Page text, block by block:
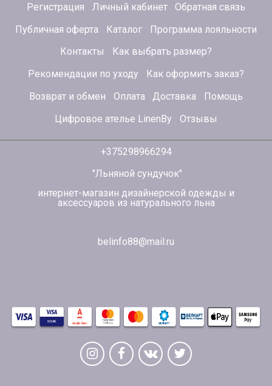
Регистрация Личный кабинет
Обратная связь
Публичная оферта
Каталог
Программа лояльности
Контакты
Как выбрать размер?
Рекомендации по уходу
Как оформить заказ?
Возврат и обмен
Оплата Доставка
Помощь
Цифровое ателье LinenBy
Отзывы
+375298966294
"Льняной сундучок"
интернет-магазин дизайнерской одежды и
аксессуаров из натурального льна
belinfo88@mail.ru